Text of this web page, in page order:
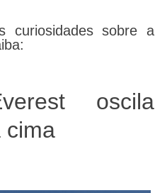
curiosidades sobre a
oscila
cima